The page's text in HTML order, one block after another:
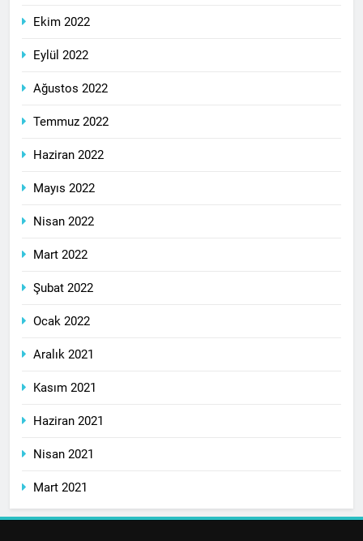
Ekim 2022
Eylül 2022
Ağustos 2022
Temmuz 2022
Haziran 2022
Mayıs 2022
Nisan 2022
Mart 2022
Şubat 2022
Ocak 2022
Aralık 2021
Kasım 2021
Haziran 2021
Nisan 2021
Mart 2021